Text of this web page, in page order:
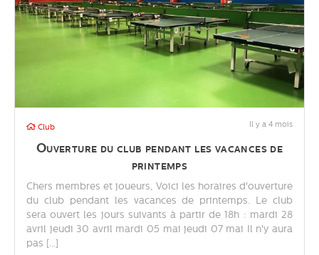
Il y a 4 mois
Club
Ouverture du club pendant les vacances de
printemps
Chers membres et joueurs, Voici les horaires d'ouverture
du club pendant les vacances de printemps. Le club
sera ouvert les jours suivants à partir de 18h : mardi 28
avril jeudi 30 avril mardi 05 mai jeudi 07 mai Il n'y aura
pas [...]